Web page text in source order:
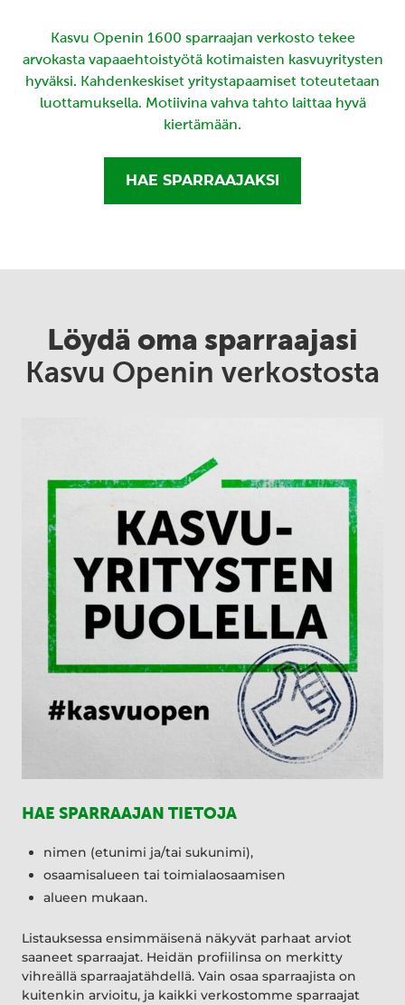
Kasvu Openin 1600 sparraajan verkosto tekee
arvokasta vapaaehtoistyötä kotimaisten kasvuyritysten
hyväksi. Kahdenkeskiset yritystapaamiset toteutetaan
luottamuksella. Motiivina vahva tahto laittaa hyvä
kiertämään.
HAE SPARRAAJAKSI
Löydä oma sparraajasi
Kasvu Openin verkostosta
HAE SPARRAAJAN TIETOJA
nimen (etunimi ja/tai sukunimi),
osaamisalueen tai toimialaosaamisen
alueen mukaan.
Listauksessa ensimmäisenä näkyvät parhaat arviot
saaneet sparraajat. Heidän profiilinsa on merkitty
vihreällä sparraajatähdellä. Vain osaa sparraajista on
kuitenkin arvioitu, ja kaikki verkostomme sparraajat